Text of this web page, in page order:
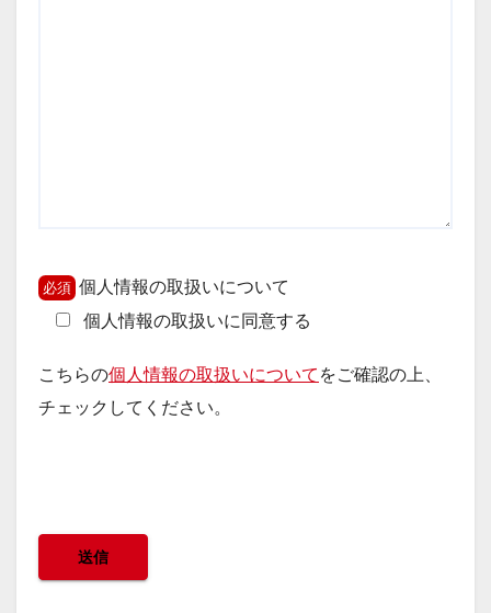
個人情報の取扱いについて
個人情報の取扱いに同意する
こちらの個人情報の取扱いについて をご確認の上、
チェックしてください。